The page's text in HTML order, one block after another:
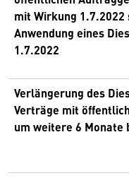
mit Wirkung 1.7.2022
Anwendung eines
1.7.2022
Verlängerung des
Verträge mit
um weitere 6 Monate